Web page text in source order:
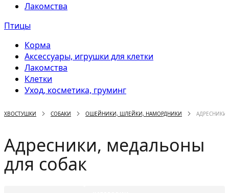
Лакомства
Птицы
Корма
Аксессуары, игрушки для клетки
Лакомства
Клетки
Уход, косметика, груминг
ХВОСТУШКИ СОБАКИ ОШЕЙНИКИ, ШЛЕЙКИ, НАМОРДНИКИ
Адресники, медальоны
для собак